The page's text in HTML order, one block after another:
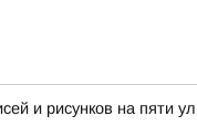
и рисунков на пяти